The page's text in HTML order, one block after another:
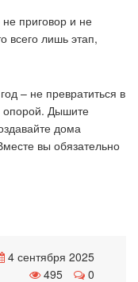
приговор и не
всего лишь этап,
– не превратиться в
опорой. Дышите
дома
вы обязательно
4 сентября 2025
495
0